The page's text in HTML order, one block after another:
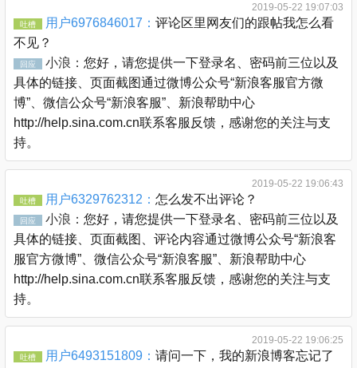
2019-05-22 19:07:03
吐槽 用户6976846017： 评论区里网友们的跟帖我怎么看
不见？
回应 小浪： 您好，请您提供一下登录名、密码前三位以及
具体的链接、页面截图通过微博公众号“新浪客服官方微
博”、微信公众号“新浪客服”、新浪帮助中心
http://help.sina.com.cn联系客服反馈，感谢您的关注与支
持。
2019-05-22 19:06:43
吐槽 用户6329762312： 怎么发不出评论？
回应 小浪： 您好，请您提供一下登录名、密码前三位以及
具体的链接、页面截图、评论内容通过微博公众号“新浪客
服官方微博”、微信公众号“新浪客服”、新浪帮助中心
http://help.sina.com.cn联系客服反馈，感谢您的关注与支
持。
2019-05-22 19:06:25
吐槽 用户6493151809： 请问一下，我的新浪博客忘记了